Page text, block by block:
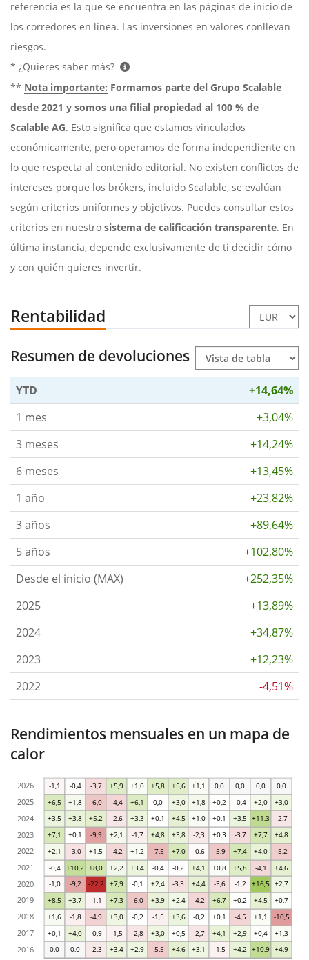
referencia es la que se encuentra en las páginas de inicio de
los corredores en línea. Las inversiones en valores conllevan
riesgos.
* ¿Quieres saber más?
** Nota importante: Formamos parte del Grupo Scalable
desde 2021 y somos una filial propiedad al 100 % de
Scalable AG. Esto significa que estamos vinculados
económicamente, pero operamos de forma independiente en
lo que respecta al contenido editorial. No existen conflictos de
intereses porque los brókers, incluido Scalable, se evalúan
según criterios uniformes y objetivos. Puedes consultar estos
criterios en nuestro sistema de calificación transparente. En
última instancia, depende exclusivamente de ti decidir cómo
y con quién quieres invertir.
Rentabilidad
Resumen de devoluciones
YTD
+14,64%
1 mes
+3,04%
3 meses
+14,24%
6 meses
+13,45%
1 año
+23,82%
3 años
+89,64%
5 años
+102,80%
Desde el inicio (MAX)
+252,35%
2025
+13,89%
2024
+34,87%
2023
+12,23%
2022
-4,51%
Rendimientos mensuales en un mapa de
calor
0,0 0,0 -2,3 +3,4 +2,9 -5,5 +4,6 +3,1 -1,5 +4,2 +10,9 +4,9
+0,1 +4,0 -0,9 -1,5 -2,8 +3,0 +0,5 -2,7 +4,1 +2,9 +0,4 +1,3
+1,6 -1,8 -4,9 +3,0 -0,2 -1,5 +3,6 -0,2 +0,1 -4,5 +1,1 -10,5
+8,5 +3,7 -1,1 +7,3 -6,0 +3,9 +2,4 -4,2 +6,7 +0,2 +4,5 +0,7
-1,0 -9,2 -22,2 +7,9 -0,1 +2,4 -3,3 +4,4 -3,6 -1,2 +16,5 +2,7
-0,4 +10,2 +8,0 +2,2 +3,4 -0,4 -0,2 +4,1 +0,8 +5,8 -4,1 +4,6
+2,1 -3,0 +1,5 -4,2 +1,2 -7,5 +7,0 -0,6 -5,9 +7,4 +4,0 -5,2
+7,1 +0,1 -9,9 +2,1 -1,7 +4,8 +3,8 -2,3 +0,3 -3,7 +7,7 +4,8
+3,5 +3,8 +5,2 -2,6 +3,3 +0,1 +4,5 +1,0 +0,1 +3,5 +11,3 -2,7
+6,5 +1,8 -6,0 -4,4 +6,1 0,0 +3,0 +1,8 +0,2 -0,4 +2,0 +3,0
-1,1 -0,4 -3,7 +5,9 +1,0 +5,8 +5,6 +1,1 0,0 0,0 0,0 0,0
2016
2017
2018
2019
2020
2021
2022
2023
2024
2025
2026